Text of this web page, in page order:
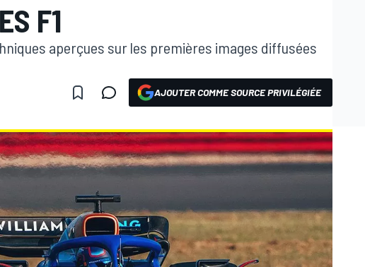
F1
aperçues sur les premières images diffusées
AJOUTER COMME SOURCE PRIVILÉGIÉE